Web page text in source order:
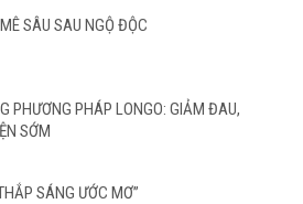
SÂU SAU NGỘ ĐỘC
PHƯƠNG PHÁP LONGO: GIẢM ĐAU,
SỚM
SÁNG ƯỚC MƠ”